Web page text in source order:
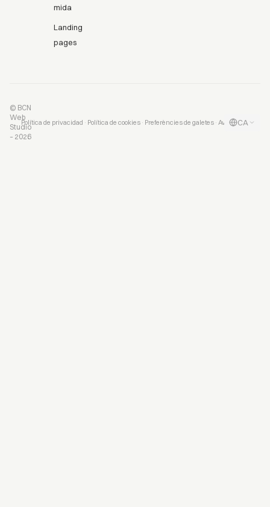
mida
Landing
pages
© BCN
Web
Studio
– 2026
Política de privacidad · Política de cookies· Preferències de galetes· Aviso legal
CA